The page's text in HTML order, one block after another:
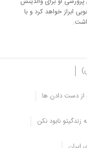
ابراز خواهد کرد و با
از دست دادن ها
زندگیتو نابود نکن
علایق از نظر والدین
باید توجه داشته